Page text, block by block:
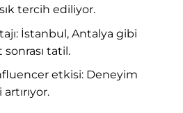
tercih ediliyor.
İstanbul, Antalya gibi
tatil.
etkisi: Deneyim